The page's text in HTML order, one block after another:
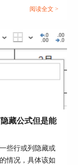
框中手动输入
单元格，然后
入的括号要在
数的单元格范
参数单元格，
据各自的函数
可出现计算
365怎么使
阅读全文 >
藏公式但是能
些行或列隐藏或
情况，具体该如